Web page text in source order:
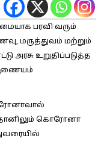
பரவி வரும்
மருத்துவம் மற்றும்
அரசு உறுதிப்படுத்த
ஆணையம்
கொரோனா